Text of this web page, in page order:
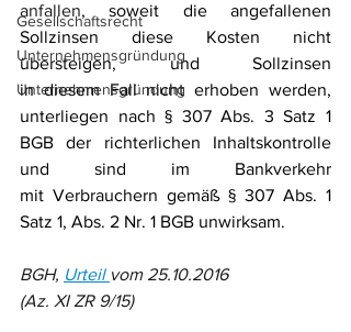
Gesellschaftsrecht
Unternehmensgründung
Unternehmensgründung
anfallen, soweit die angefallenen
Sollzinsen diese Kosten nicht
übersteigen, und Sollzinsen
in diesem Fall nicht erhoben werden,
unterliegen nach § 307 Abs. 3 Satz 1
BGB der richterlichen Inhaltskontrolle
und sind im Bankverkehr
mit Verbrauchern gemäß § 307 Abs. 1
Satz 1, Abs. 2 Nr. 1 BGB unwirksam.
BGH, Urteil vom 25.10.2016
(Az. XI ZR 9/15)